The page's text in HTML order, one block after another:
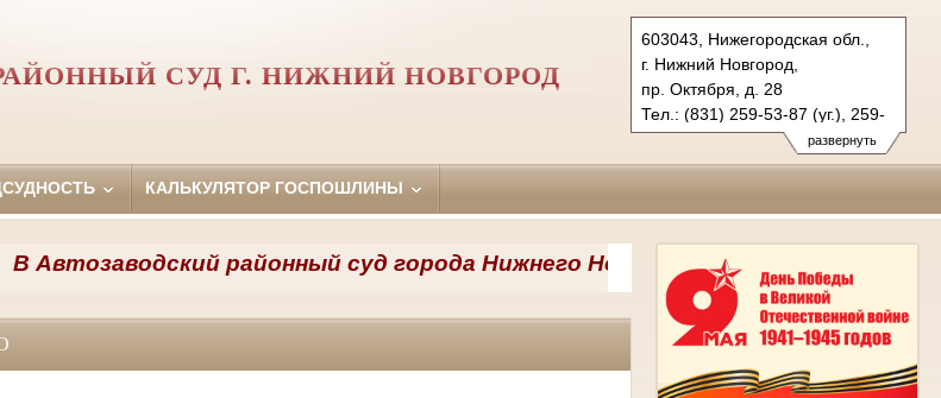
развернуть
603043, Нижегородская обл.,
г. Нижний Новгород,
пр. Октября, д. 28
Тел.: (831) 259-53-87 (уг.), 259-
53-80 (гражд.)
avtozavodsky.nnov@sudrf.ru
СУД Г. НИЖНИЙ НОВГОРОД
КАЛЬКУЛЯТОР ГОСПОШЛИНЫ
Автозаводский районный суд города Нижнего Новгорода требуются